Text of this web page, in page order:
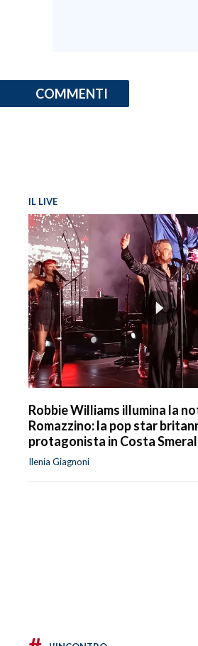
COMMENTI
IL LIVE
Robbie Williams illumina la
Romazzino: la pop star
protagonista in Costa
Ilenia Giagnoni